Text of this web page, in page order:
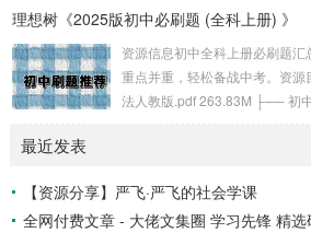
（套装共30册）链接：https://
理想树《2025版初中必刷题 (全科上册) 》
资源信息初中全科上册必刷题
重点并重，轻松备战中考。资
法人教版.pdf 263.83M ├── 初
最近发表
【资源分享】严飞·严飞的社会学课
全网付费文章 - 大佬文集圈 学习先锋 精